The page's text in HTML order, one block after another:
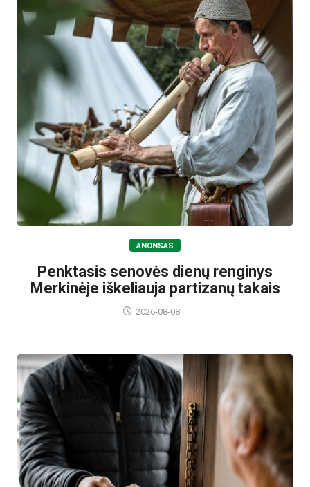
ANONSAS
Penktasis senovės dienų renginys
Merkinėje iškeliauja partizanų takais
2026-08-08